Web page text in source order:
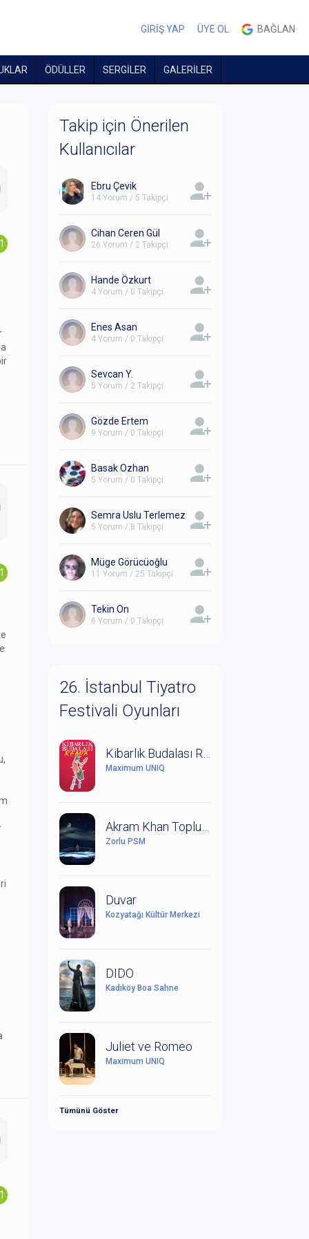
GİRİŞ YAP ÜYE OL BAĞLAN
ÖDÜLLER SERGİLER GALERİLER
Takip için Önerilen
Kullanıcılar
Ebru Çevik
14 Yorum / 5 Takipçi
Cihan Ceren Gül
26 Yorum / 2 Takipçi
Hande Özkurt
4 Yorum / 0 Takipçi
Enes Asan
4 Yorum / 0 Takipçi
Sevcan Y.
5 Yorum / 2 Takipçi
Gözde Ertem
9 Yorum / 0 Takipçi
Basak Ozhan
5 Yorum / 0 Takipçi
Semra Uslu Terlemez
5 Yorum / 8 Takipçi
Müge Görücüoğlu
11 Yorum / 25 Takipçi
Tekin On
6 Yorum / 0 Takipçi
26. İstanbul Tiyatro
Festivali Oyunları
Maximum UNIQ
Zorlu PSM
Duvar
Kozyatağı Kültür Merkezi
DIDO
Kadıköy Boa Sahne
Juliet ve Romeo
Maximum UNIQ
Tümünü Göster